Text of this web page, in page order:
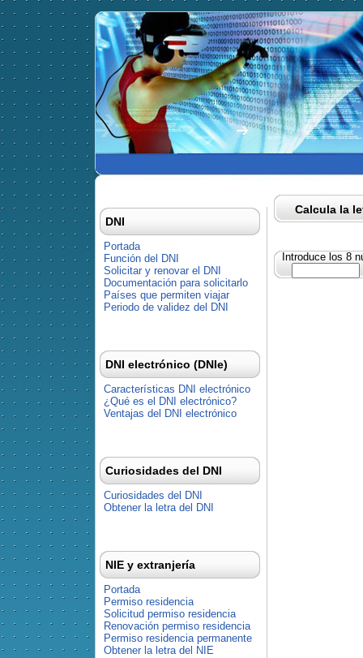
Calcula la
Introduce los 8
DNI
Portada
Función del DNI
Solicitar y renovar el DNI
Documentación para solicitarlo
Países que permiten viajar
Periodo de validez del DNI
DNI electrónico (DNIe)
Características DNI electrónico
¿Qué es el DNI electrónico?
Ventajas del DNI electrónico
Curiosidades del DNI
Curiosidades del DNI
Obtener la letra del DNI
NIE y extranjería
Portada
Permiso residencia
Solicitud permiso residencia
Renovación permiso residencia
Permiso residencia permanente
Obtener la letra del NIE